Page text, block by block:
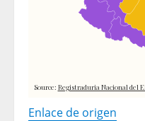
Enlace de origen